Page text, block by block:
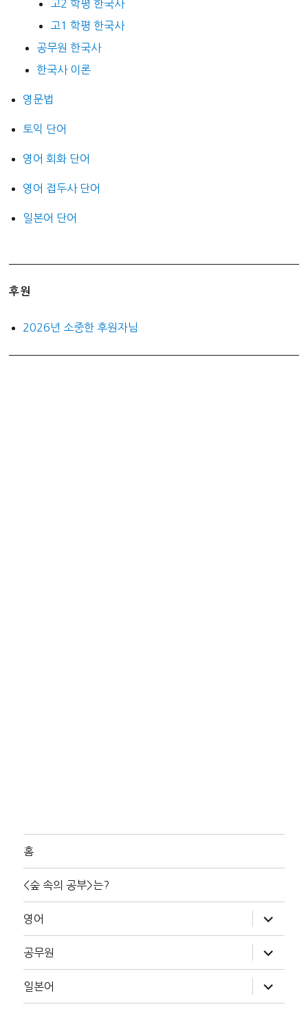
고2 학평 한국사
고1 학평 한국사
공무원 한국사
한국사 이론
영문법
토익 단어
영어 회화 단어
영어 접두사 단어
일본어 단어
후원
2026년 소중한 후원자님
홈
<숲 속의 공부>는?
영어
위
메
확
장
공무원
위
메
확
장
일본어
위
메